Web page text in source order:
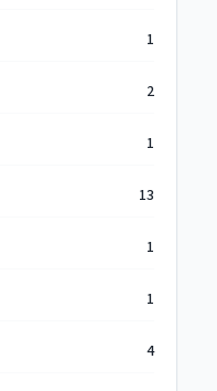
1
2
1
13
1
1
4